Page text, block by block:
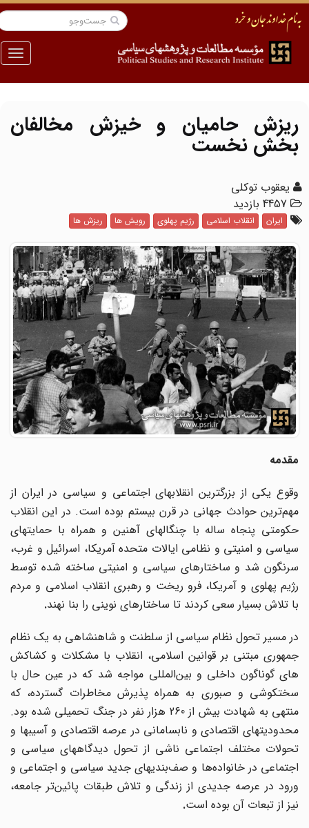
منو
ریزش حامیان و خیزش مخالفان
بخش نخست
یعقوب توکلی
4457 بازدید
ایران انقلاب اسلامی رژیم پهلوی رویش ها ریزش ها
مقدمه
وقوع یکی از بزرگترین انقلابهای اجتماعی و سیاسی در ایران از
مهمترین حوادث جهانی در قرن بیستم بوده است. در این انقلاب
حکومتی پنجاه ساله با چنگالهای آهنین و همراه با حمایتهای
سیاسی و امنیتی و نظامی ایالات متحده آمریکا، اسرائیل و غرب،
سرنگون شد و ساختارهای سیاسی و امنیتی ساخته شده توسط
رژیم پهلوی و آمریکا، فرو ریخت و رهبری انقلاب اسلامی و مردم
با تلاش بسیار سعی کردند تا ساختارهای نوینی را بنا نهند.
در مسیر تحول نظام سیاسی از سلطنت و شاهنشاهی به یک نظام
جمهوری مبتنی بر قوانین اسلامی، انقلاب با مشکلات و کشاکش
های گوناگون داخلی و بین‌المللی مواجه شد که در عین حال با
سختکوشی و صبوری به همراه پذیرش مخاطرات گسترده، که
منتهی به شهادت بیش از 260 هزار نفر در جنگ تحمیلی شده بود.
محدودیتهای اقتصادی و نابسامانی در عرصه اقتصادی و آسیبها و
تحولات مختلف اجتماعی ناشی از تحول دیدگاههای سیاسی و
اجتماعی در خانواده‌ها و صف‌بندیهای جدید سیاسی و اجتماعی و
ورود در عرصه جدیدی از زندگی و تلاش طبقات پائین‌تر جامعه،
نیز از تبعات آن بوده است.